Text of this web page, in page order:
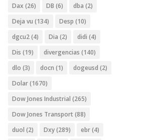
Dax (26) DB (6) dba (2)
Deja vu (134) Desp (10)
dgcu2(4) Dia (2) didi (4)
Dis (19) divergencias (140)
dlo (3) docn (1) dogeusd (2)
Dolar(1670)
Dow Jones Industrial (265)
Dow Jones Transport (88)
duol (2) Dxy(289) ebr(4)